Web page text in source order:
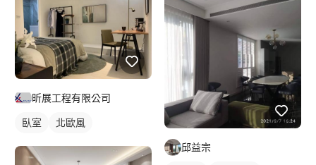
昕展工程有限公司
臥室 北歐風
邱益宗